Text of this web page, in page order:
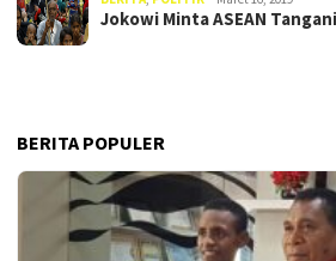
Jokowi Minta ASEAN
BERITA POPULER